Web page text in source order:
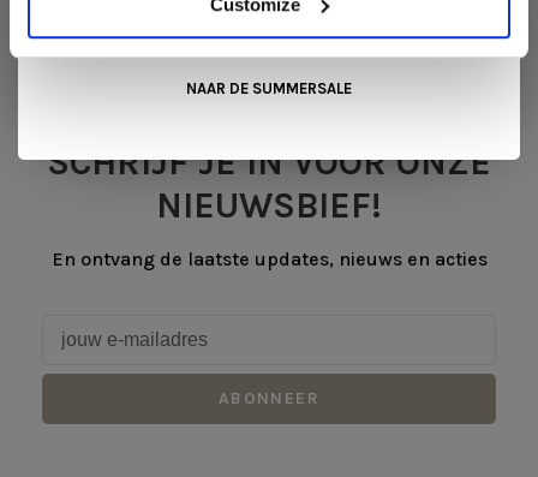
SCHRIJF JE IN VOOR ONZE
NIEUWSBIEF!
En ontvang de laatste updates, nieuws en acties
ABONNEER
. De koffie of thee staat voor je klaar!
NAAR DE SUMMERSALE